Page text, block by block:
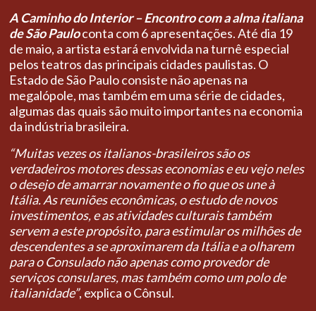
A Caminho do Interior – Encontro com a alma italiana
de São Pauloconta com 6 apresentações. Até dia 19
de maio, a artista estará envolvida na turnê especial
pelos teatros das principais cidades paulistas. O
Estado de São Paulo consiste não apenas na
megalópole, mas também em uma série de cidades,
algumas das quais são muito importantes na economia
da indústria brasileira.
“Muitas vezes os italianos-brasileiros são os
verdadeiros motores dessas economias e eu vejo neles
o desejo de amarrar novamente o fio que os une à
Itália. As reuniões econômicas, o estudo de novos
investimentos, e as atividades culturais também
servem a este propósito, para estimular os milhões de
descendentes a se aproximarem da Itália e a olharem
para o Consulado não apenas como provedor de
serviços consulares, mas também como um polo de
italianidade”, explica o Cônsul.